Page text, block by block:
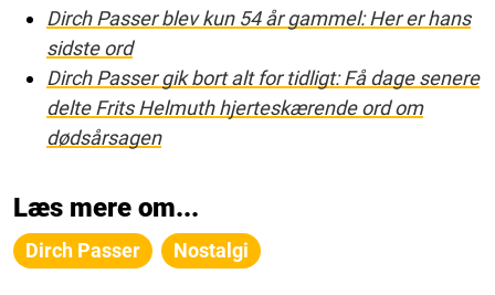
Dirch Passer blev kun 54 år gammel: Her er hans
sidste ord
Dirch Passer gik bort alt for tidligt: Få dage senere
delte Frits Helmuth hjerteskærende ord om
dødsårsagen
Læs mere om...
Dirch Passer Nostalgi